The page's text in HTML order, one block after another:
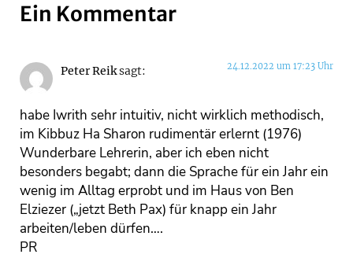
Ein Kommentar
Peter Reiksagt: 24.12.2022 um 17:23 Uhr
habe Iwrith sehr intuitiv, nicht wirklich methodisch,
im Kibbuz Ha Sharon rudimentär erlernt (1976)
Wunderbare Lehrerin, aber ich eben nicht
besonders begabt; dann die Sprache für ein Jahr ein
wenig im Alltag erprobt und im Haus von Ben
Elziezer („jetzt Beth Pax) für knapp ein Jahr
arbeiten/leben dürfen….
PR